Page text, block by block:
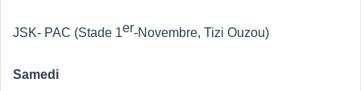
JSK- PAC (Stade 1er-Novembre, Tizi Ouzou)
Samedi